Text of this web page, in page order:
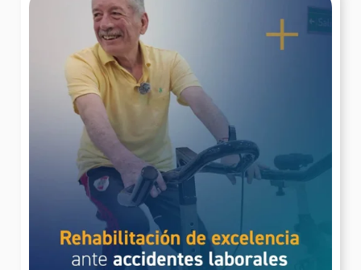
El Centro Médico Integral Fitz Roy como centro
formador: construyendo el futuro de los
profesionales de la salud
CMFR junio 18, 2026